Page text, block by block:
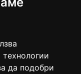
да подобри